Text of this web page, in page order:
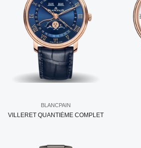
BLANCPAIN
VILLERET QUANTIÈME COMPLET